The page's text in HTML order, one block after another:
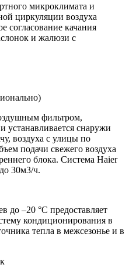
микроклимата и
циркуляции воздуха
согласование качания
и жалюзи с
фильтром,
устанавливается снаружи
воздуха с улицы по
подачи свежего воздуха
блока. Система Haier
30м3/ч.
до –20 °С предоставляет
кондиционирования в
тепла в межсезонье и в